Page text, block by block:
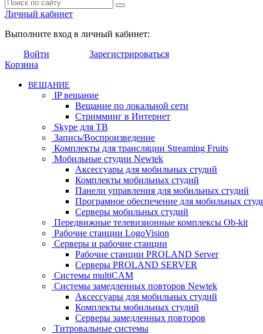
Личный кабинет
Выполните вход в личный кабинет:
Войти
Зарегистрироваться
Корзина
ВЕЩАНИЕ
IP вещание
Вещание по локальной сети
Стримминг в Интернет
Skype для ТВ
Запись/Воспроизведение
Комплекты для трансляции Streaming Fruits
Мобильные студии Newtek
Аксессуары для мобильных студий
Комплекты мобильных студий
Панели управления для мобильных студий
Програмное обеспечение для мобильных
Серверы мобильных студий
Передвижные телевизионные комплексы Ob-kit
Рабочие станции LogoVision
Серверы и рабочие станции
Рабочие станции PROLAND Server
Серверы PROLAND SERVER
Системы multiCAM
Системы замедленных повторов Newtek
Аксессуары для мобильных студий
Комплекты мобильных студий
Серверы замедленных повторов
Титровальные системы